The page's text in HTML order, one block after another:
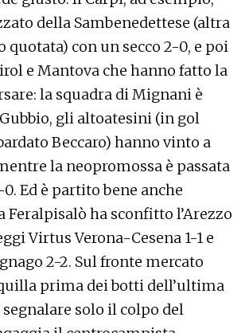
della Sambenedettese (altra
quotata) con un secco 2-0, e poi
e Mantova che hanno fatto la
la squadra di Mignani è
gli altoatesini (in gol
Beccaro) hanno vinto a
la neopromossa è passata
Ed è partito bene anche
Feralpisalò ha sconfitto l’Arezzo
Virtus Verona-Cesena 1-1 e
2-2. Sul fronte mercato
prima dei botti dell’ultima
solo il colpo del